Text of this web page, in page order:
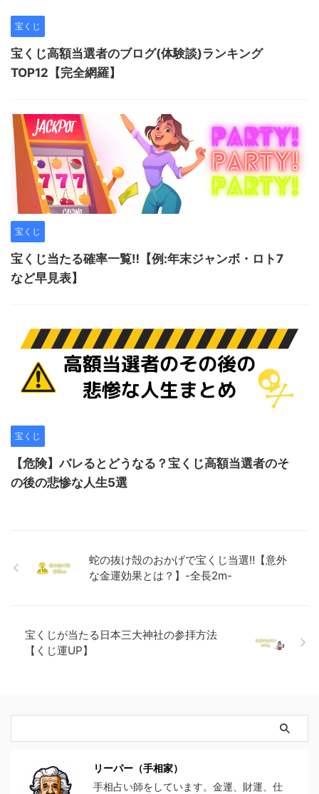
宝くじ
宝くじ高額当選者のブログ(体験談)ランキング
TOP12【完全網羅】
宝くじ
宝くじ当たる確率一覧‼︎【例:年末ジャンボ・ロト7
など早見表】
宝くじ
【危険】バレるとどうなる？宝くじ高額当選者のそ
の後の悲惨な人生5選
蛇の抜け殻のおかげで宝くじ当選‼︎【意外
な金運効果とは？】-全長2m-
宝くじが当たる日本三大神社の参拝方法
【くじ運UP】
リーパー（手相家）
手相占い師をしています。金運、財運、仕